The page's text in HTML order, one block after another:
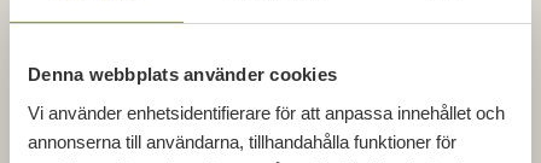
Denna webbplats använder cookies
Vi använder enhetsidentifierare för att anpassa innehållet och
annonserna till användarna, tillhandahålla funktioner för
anställda att utföra arbetet på en säker och
trivsam arbetsplats, med förbättrad kvalitet och
minskad miljöpåverkan.